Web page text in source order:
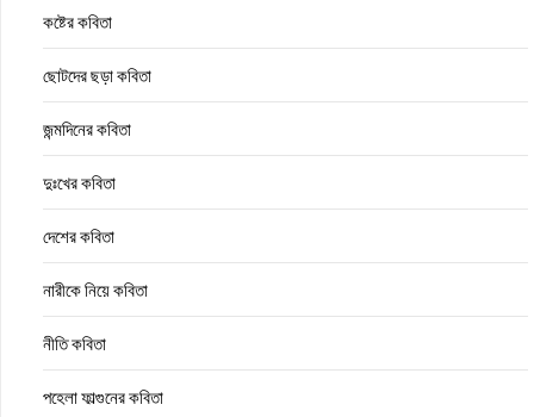
কষ্টের কবিতা
ছোটদের ছড়া কবিতা
জন্মদিনের কবিতা
দুঃখের কবিতা
দেশের কবিতা
নারীকে নিয়ে কবিতা
নীতি কবিতা
পহেলা ফাল্গুনের কবিতা